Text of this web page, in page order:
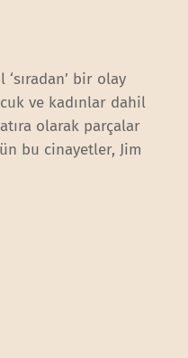
bir olay
ve kadınlar dahil
olarak parçalar
bu cinayetler, Jim